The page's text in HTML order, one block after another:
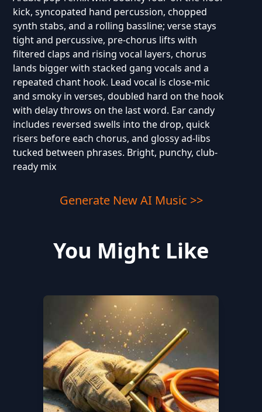
kick, syncopated hand percussion, chopped
synth stabs, and a rolling bassline; verse stays
tight and percussive, pre-chorus lifts with
filtered claps and rising vocal layers, chorus
lands bigger with stacked gang vocals and a
repeated chant hook. Lead vocal is close-mic
and smoky in verses, doubled hard on the hook
with delay throws on the last word. Ear candy
includes reversed swells into the drop, quick
risers before each chorus, and glossy ad-libs
tucked between phrases. Bright, punchy, club-
ready mix
Generate New AI Music >>
You Might Like